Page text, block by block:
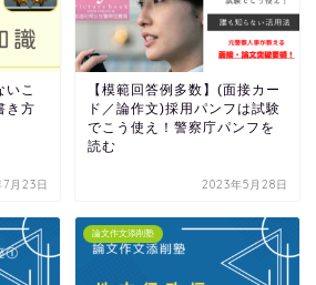
いこ
き方
月23日
【模範回答例多数】(面接カー
ド／論作文)採用パンフは試験
でこう使え！警察庁パンフを
読む
2023年5月28日
論文作文添削塾